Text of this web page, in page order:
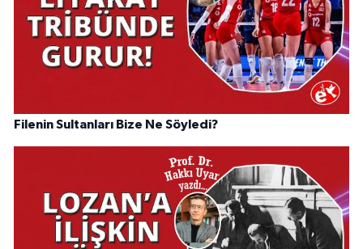
Filenin Sultanları Bize Ne Söyledi?